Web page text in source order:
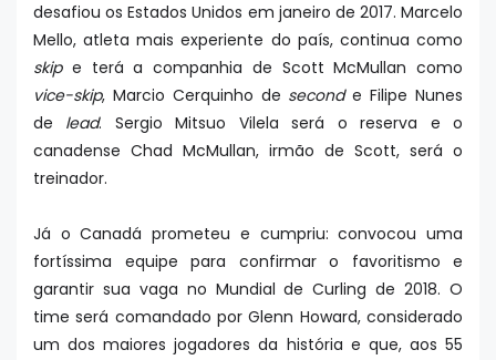
desafiou os Estados Unidos em janeiro de 2017. Marcelo
Mello, atleta mais experiente do país, continua como
skipe terá a companhia de Scott McMullan como
vice-skip, Marcio Cerquinho de seconde Filipe Nunes
de lead. Sergio Mitsuo Vilela será o reserva e o
canadense Chad McMullan, irmão de Scott, será o
treinador.
Já o Canadá prometeu e cumpriu: convocou uma
fortíssima equipe para confirmar o favoritismo e
garantir sua vaga no Mundial de Curling de 2018. O
time será comandado por Glenn Howard, considerado
um dos maiores jogadores da história e que, aos 55